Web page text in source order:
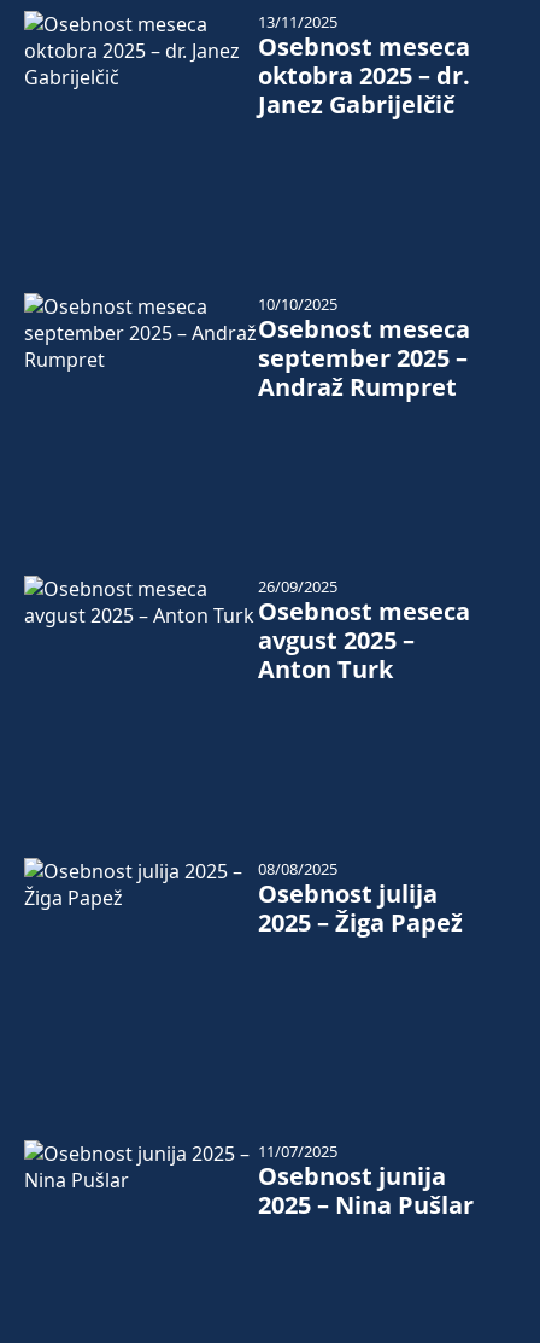
Osebnost meseca
oktobra 2025 – dr.
Janez Gabrijelčič
13/11/2025
Osebnost meseca
september 2025 –
Andraž Rumpret
10/10/2025
Osebnost meseca
avgust 2025 –
Anton Turk
26/09/2025
Osebnost julija
2025 – Žiga Papež
08/08/2025
Osebnost junija
2025 – Nina Pušlar
11/07/2025